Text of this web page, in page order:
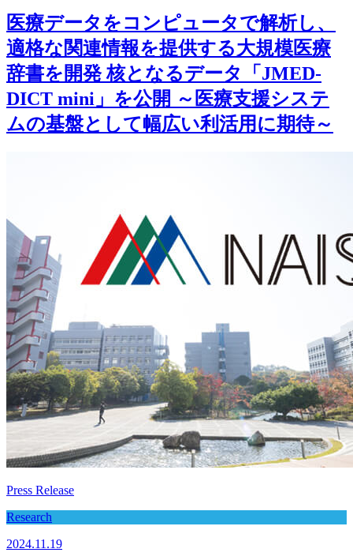
医療データをコンピュータで解析し、
適格な関連情報を提供する大規模医療
辞書を開発 核となるデータ「JMED-
DICT mini」を公開 ～医療支援システ
ムの基盤として幅広い利活用に期待～
Press Release
Research
2024.11.19